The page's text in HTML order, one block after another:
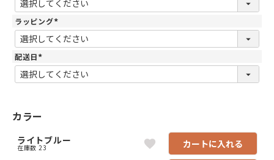
須
)
ラッピング
(
必
須
)
配送日
(
必
須
)
カラー
ライトブルー
在庫数 23
カートに入れる